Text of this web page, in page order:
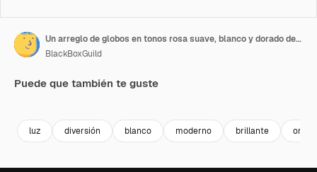
Un arreglo de globos en tonos rosa suave, blanco y dorado decora una pared de madera en un ambiente festivo.
BlackBoxGuild
Puede que también te guste
luz diversión blanco moderno brillante oro